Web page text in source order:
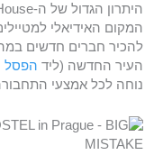
להכיר חברים חדשים
העיר החדשה (ליד הפסל
נוחה לכל אמצעי